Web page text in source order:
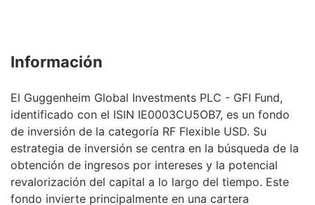
Información
El Guggenheim Global Investments PLC - GFI Fund,
identificado con el ISIN IE0003CU5OB7, es un fondo
de inversión de la categoría RF Flexible USD. Su
estrategia de inversión se centra en la búsqueda de la
obtención de ingresos por intereses y la potencial
revalorización del capital a lo largo del tiempo. Este
fondo invierte principalmente en una cartera